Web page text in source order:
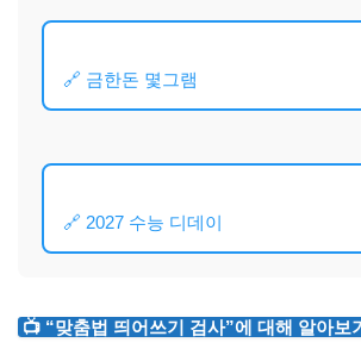
🔗 금한돈 몇그램
🔗 2027 수능 디데이
📺 “맞춤법 띄어쓰기 검사”에 대해 알아보